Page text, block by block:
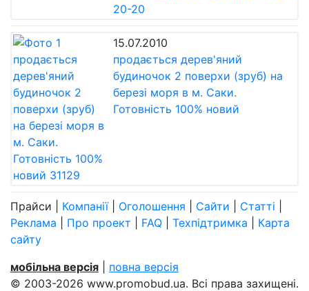
20-20
15.07.2010
продається дерев'яний
будиночок 2 поверхи (зруб) на
березі моря в м. Саки.
Готовність 100% новий
Прайси Компанії| Оголошення Сайти Статті
Реклама
Про проект FAQ Техпідтримка
Карта
сайту
мобільна версія
повна версія
© 2003-2026 www.promobud.ua. Всі права захищені.